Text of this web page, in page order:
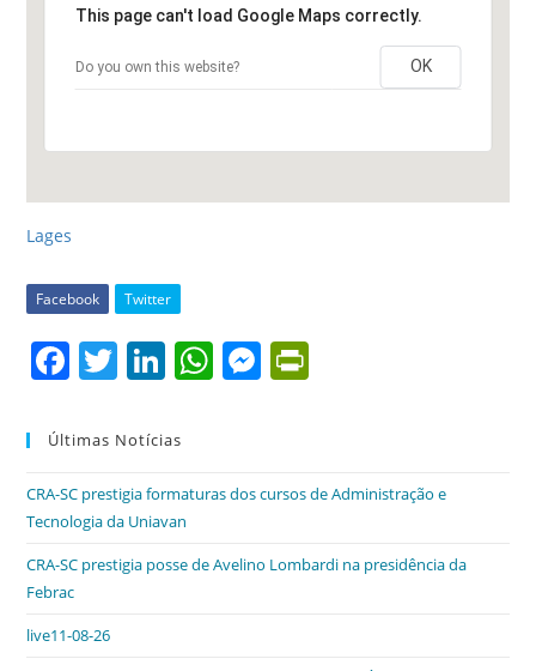
This page can't load Google Maps correctly.
Do you own this website? OK
Lages
Facebook Twitter
F
c
b
o
o
k
T
itt
er
Li
k
dI
n
W
A
p
M
n
g
ri
e
n
Últimas Notícias
CRA-SC prestigia formaturas dos cursos de Administração e
Tecnologia da Uniavan
CRA-SC prestigia posse de Avelino Lombardi na presidência da
Febrac
live11-08-26